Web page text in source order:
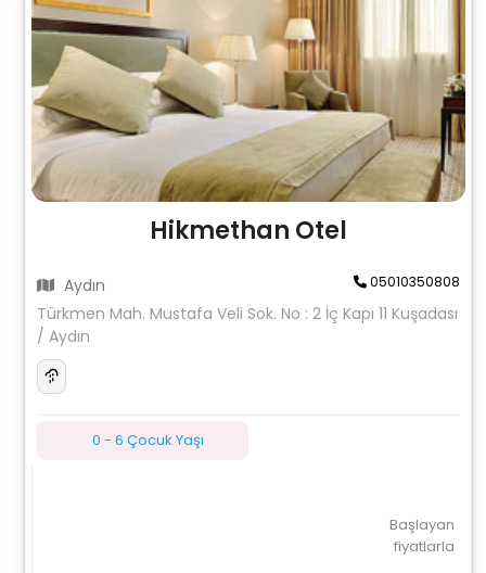
Hikmethan Otel
Aydın 05010350808
Türkmen Mah. Mustafa Veli Sok. No : 2 İç Kapı 11 Kuşadası
/ Aydın
0 - 6 Çocuk Yaşı
Başlayan
fiyatlarla